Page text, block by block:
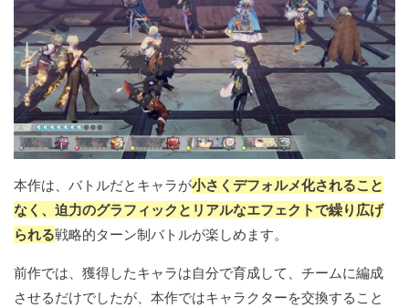
本作は、バトルだとキャラが小さくデフォルメ化されること
なく、迫力のグラフィックとリアルなエフェクトで繰り広げ
られる戦略的ターン制バトルが楽しめます。
前作では、獲得したキャラは自分で育成して、チームに編成
させるだけでしたが、本作ではキャラクターを交換すること